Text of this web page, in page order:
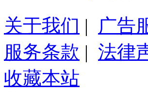
关于我们 | 广告
服务条款 | 法律
收藏本站